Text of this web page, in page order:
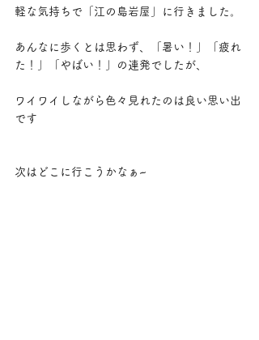
軽な気持ちで「江の島岩屋」に行きました。
あんなに歩くとは思わず、「暑い！」「疲れ
た！」「やばい！」の連発でしたが、
ワイワイしながら色々見れたのは良い思い出
です
次はどこに行こうかなぁ~